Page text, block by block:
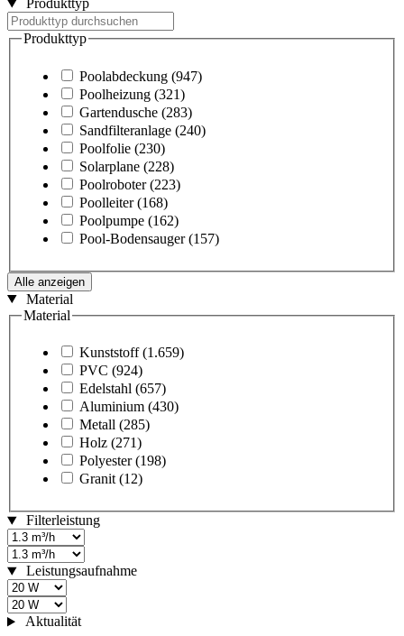
Produkttyp
Produkttyp
Poolabdeckung (947)
Poolheizung (321)
Gartendusche (283)
Sandfilteranlage (240)
Poolfolie (230)
Solarplane (228)
Poolroboter (223)
Poolleiter (168)
Poolpumpe (162)
Pool-Bodensauger (157)
Alle anzeigen
Material
Material
Kunststoff (1.659)
PVC (924)
Edelstahl (657)
Aluminium (430)
Metall (285)
Holz (271)
Polyester (198)
Granit (12)
Filterleistung
Leistungsaufnahme
Aktualität